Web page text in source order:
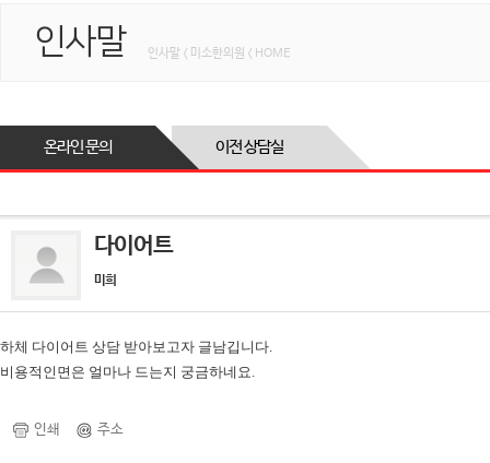
인사말 인사말 < 미소한의원 < HOME
온라인 문의 이전 상담실
다이어트
미희
하체 다이어트 상담 받아보고자 글남깁니다.
비용적인면은 얼마나 드는지 궁금하네요.
인쇄 주소